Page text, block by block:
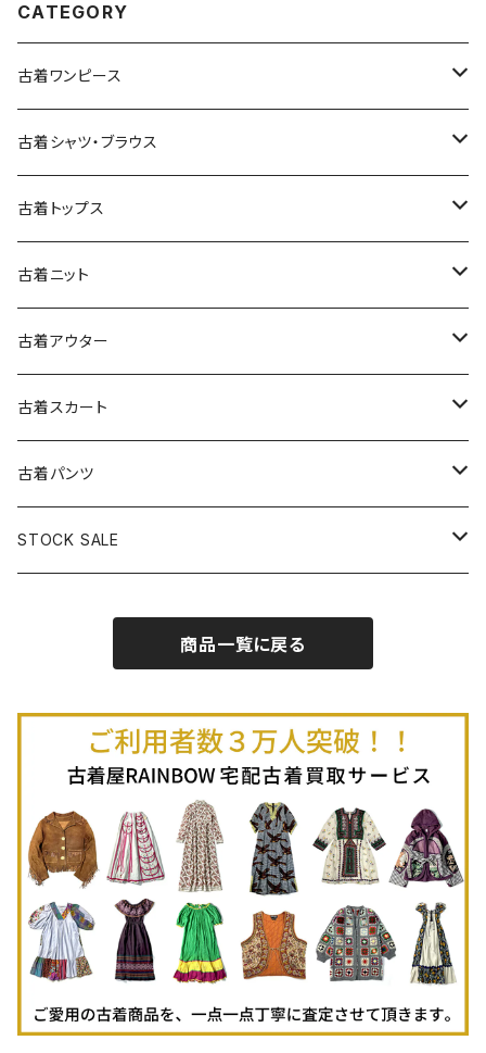
CATEGORY
古着ワンピース
古着長袖ワンピース
古着半袖ワンピース
古着ノースリーブワンピース
古着キャミソールワンピース
古着ベアトップワンピース
古着オールインワン
古着オーバーオール
古着シャツ・ブラウス
古着長袖シャツ・ブラウス
古着半袖シャツ・ブラウス
古着ノースリーブシャツ・ブラウス
古着トップス
古着スウェット&パーカー
古着スウェット
古着パーカー
古着プルオーバー
古着長袖プルオーバー
古着半袖プルオーバー
古着Ｔシャツ
古着長袖Ｔシャツ
古着半袖Ｔシャツ
古着ベスト
古着キャミソール
古着ポロシャツ
古着長袖ポロシャツ
古着スウェット
古着パーカー
古着タンクトップ
古着ニット
古着セーター
古着カーディガン
古着半袖ニット
古着ニットアウター
古着アウター
古着ライトジャケット
古着ライトコート
古着ヘビージャケット
古着羽織り
古着スカート
古着ロング丈スカート (丈76cm-)
古着膝丈スカート (丈56-75cm)
古着ミニ丈スカート (丈56-75cm)
古着パンツ
古着ロング丈パンツ
STOCK SALE
Autumn / Winter
商品一覧に戻る